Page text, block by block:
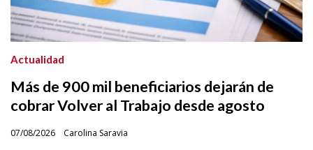
Más de 900 mil beneficiarios dejarán de
cobrar Volver al Trabajo desde agosto
Carolina Saravia
Actualidad
07/08/2026